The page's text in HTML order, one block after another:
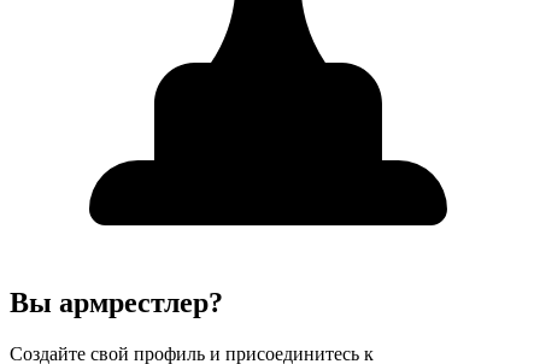
Вы армрестлер?
Создайте свой профиль и присоединитесь к